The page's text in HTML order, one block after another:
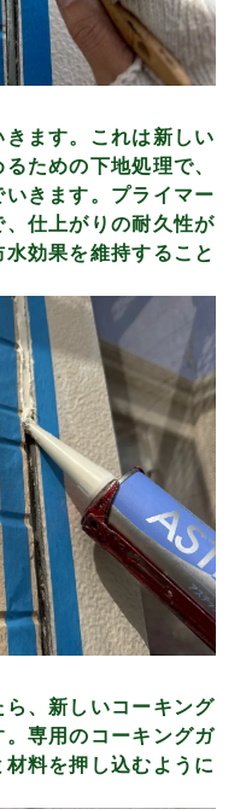
ます。これは新しい
ための下地処理で、
きます。プライマー
仕上がりの耐久性が
効果を維持すること
、新しいコーキング
専用のコーキングガ
料を押し込むように